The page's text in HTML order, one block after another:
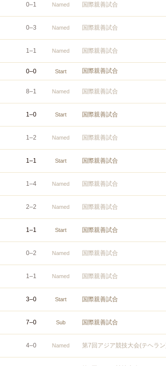
0–1 Named 国際親善試合
0–3 Named 国際親善試合
1–1 Named 国際親善試合
0–0 Start 国際親善試合
8–1 Named 国際親善試合
1–0 Start 国際親善試合
1–2 Named 国際親善試合
1–1 Start 国際親善試合
1–4 Named 国際親善試合
2–2 Named 国際親善試合
1–1 Start 国際親善試合
0–2 Named 国際親善試合
1–1 Named 国際親善試合
3–0 Start 国際親善試合
7–0 Sub 国際親善試合
4–0 Named 第7回アジア競技大会(テヘラ